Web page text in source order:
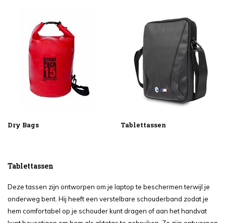
Dry Bags Tablettassen
Tablettassen
Deze tassen zijn ontworpen om je laptop te beschermen terwijl je
onderweg bent. Hij heeft een verstelbare schouderband zodat je
hem comfortabel op je schouder kunt dragen of aan het handvat